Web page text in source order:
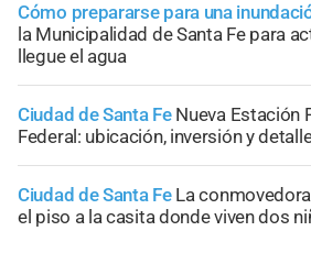
Cómo prepararse para una
la Municipalidad de Santa Fe para
llegue el agua
Ciudad de Santa Fe Nueva Estación
Federal: ubicación, inversión y
Ciudad de Santa Fe La
el piso a la casita donde viven dos